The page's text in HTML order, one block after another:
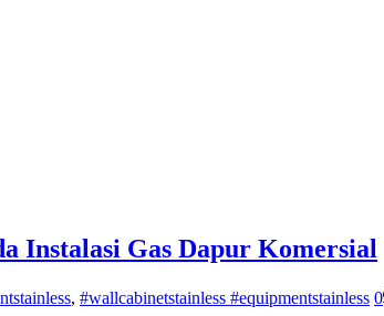
Instalasi Gas Dapur Komersial
, #wallcabinetstainless #equipmentstainless 0